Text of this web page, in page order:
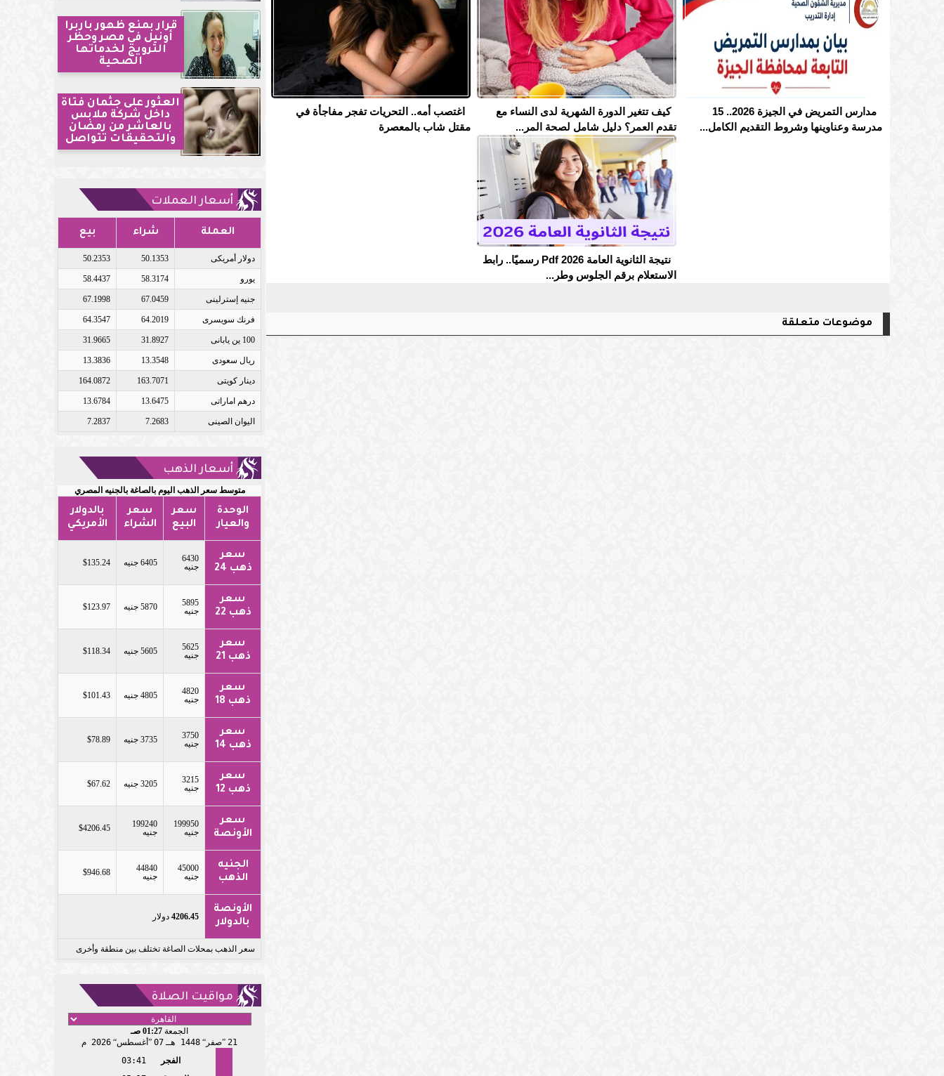
مدارس التمريض في الجيزة 2026.. 15
مدرسة وعناوينها وشروط التقديم الكامل...
كيف تتغير الدورة الشهرية لدى النساء مع
تقدم العمر؟ دليل شامل لصحة المر...
اغتصب أمه.. التحريات تفجر مفاجأة في
مقتل شاب بالمعصرة
نتيجة الثانوية العامة 2026 Pdf رسميًا.. رابط
الاستعلام برقم الجلوس وطر...
موضوعات متعلقة
قرار بمنع ظهور باربرا
أونيل في مصر وحظر
الترويج لخدماتها
الصحية
العثور على جثمان فتاة
داخل شركة ملابس
بالعاشر من رمضان
والتحقيقات تتواصل
أسعار العملات
العملة شراء بيع
دولار أمريكى 50.1353
50.2353
يورو 58.3174
58.4437
جنيه إسترلينى 67.0459
67.1998
فرنك سويسرى 64.2019
64.3547
100 ين يابانى 31.8927
31.9665
ريال سعودى 13.3548
13.3836
دينار كويتى 163.7071
164.0872
درهم اماراتى 13.6475
13.6784
اليوان الصينى 7.2683
7.2837
أسعار الذهب
متوسط سعر الذهب اليوم بالصاغة بالجنيه المصري
الوحدة
والعيار
سعر
البيع
سعر
الشراء
بالدولار
الأمريكي
سعر
ذهب 24
6430
جنيه
6405 جنيه $135.24
سعر
ذهب 22
5895
جنيه
5870 جنيه $123.97
سعر
ذهب 21
5625
جنيه
5605 جنيه $118.34
سعر
ذهب 18
4820
جنيه
4805 جنيه $101.43
سعر
ذهب 14
3750
جنيه
3735 جنيه $78.89
سعر
ذهب 12
3215
جنيه
3205 جنيه $67.62
سعر
الأونصة
199950
جنيه
199240
جنيه
$4206.45
الجنيه
الذهب
45000
جنيه
44840
جنيه
$946.68
الأونصة
بالدولار
4206.45 دولار
سعر الذهب بمحلات الصاغة تختلف بين منطقة وأخرى
مواقيت الصلاة
الجمعة 01:27 صـ
21 صفر 1448 هـ 07 أغسطس 2026 م
الفجر
03:41